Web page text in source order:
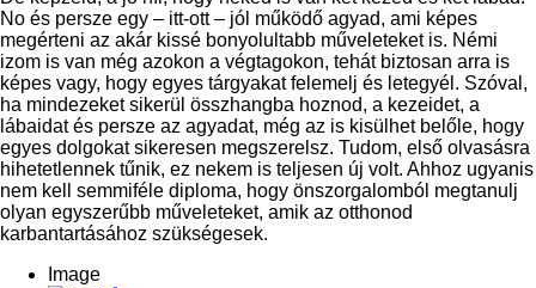
No és persze egy – itt-ott – jól működő agyad, ami képes
megérteni az akár kissé bonyolultabb műveleteket is. Némi
izom is van még azokon a végtagokon, tehát biztosan arra is
képes vagy, hogy egyes tárgyakat felemelj és letegyél. Szóval,
ha mindezeket sikerül összhangba hoznod, a kezeidet, a
lábaidat és persze az agyadat, még az is kisülhet belőle, hogy
egyes dolgokat sikeresen megszerelsz. Tudom, első olvasásra
hihetetlennek tűnik, ez nekem is teljesen új volt. Ahhoz ugyanis
nem kell semmiféle diploma, hogy önszorgalomból megtanulj
olyan egyszerűbb műveleteket, amik az otthonod
karbantartásához szükségesek.
Image